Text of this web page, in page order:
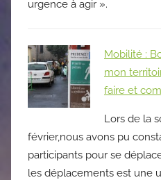
urgence à agir ».
Mobilité :
mon
faire et
Lors de la
février,nous avons pu
participants pour se
les déplacements est une